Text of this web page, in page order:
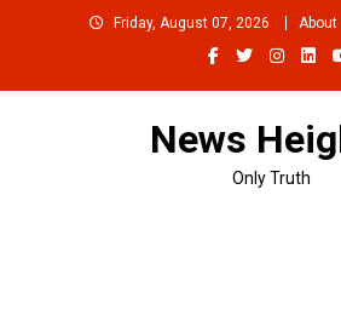
Friday, August 07, 2026 About
News
Only Truth